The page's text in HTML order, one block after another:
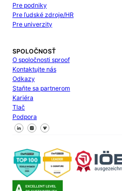
Pre podniky
Pre ľudské zdroje/HR
Pre univerzity
SPOLOČNOSŤ
O spoločnosti sproof
Kontaktujte nás
Odkazy
Staňte sa partnerom
Kariéra
Tlač
Podpora
Sledujte nás na Facebooku
Sledujte nás na X
Sledujte nás na LinkedIn